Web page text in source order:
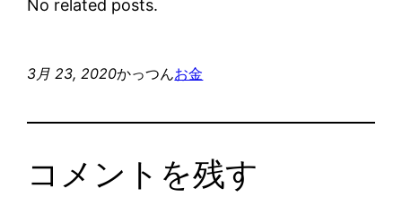
No related posts.
3月 23, 2020かっつんお金
コメントを残す